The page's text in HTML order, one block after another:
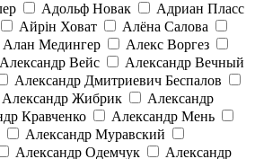
Адольф Новак
Адриан Пласс
Айрін Ховат
Алёна Салова
Алан Медингер
Алекс Воргез
Александр Вейс
Александр Вечный
Александр Дмитриевич Беспалов
Александр Жибрик
Александр
Кравченко
Александр Мень
Александр Муравский
Александр Одемчук
Александр